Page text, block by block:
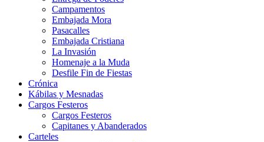
Campamentos
Embajada Mora
Pasacalles
Embajada Cristiana
La Invasión
Homenaje a la Muda
Desfile Fin de Fiestas
Crónica
Kábilas y Mesnadas
Cargos Festeros
Cargos Festeros
Capitanes y Abanderados
Carteles